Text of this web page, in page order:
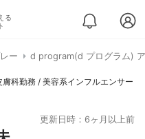
る
ー d program(d プログラム)
科勤務 / 美容系インフルエンサー
更新日時：6ヶ月以上前